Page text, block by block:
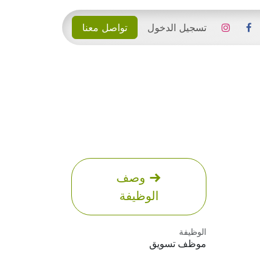
تسجيل الدخول تواصل معنا
وصف
الوظيفة
الوظيفة
موظف تسويق